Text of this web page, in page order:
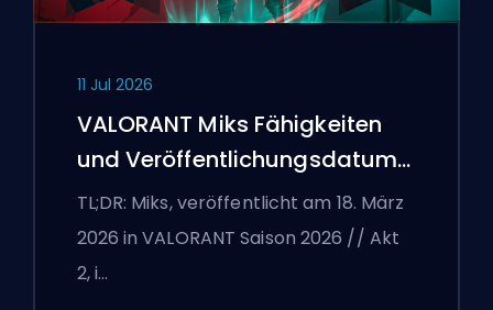
11 Jul 2026
VALORANT Miks Fähigkeiten
und Veröffentlichungsdatum
erklärt
TL;DR: Miks, veröffentlicht am 18. März
2026 in VALORANT Saison 2026 // Akt
2, i…